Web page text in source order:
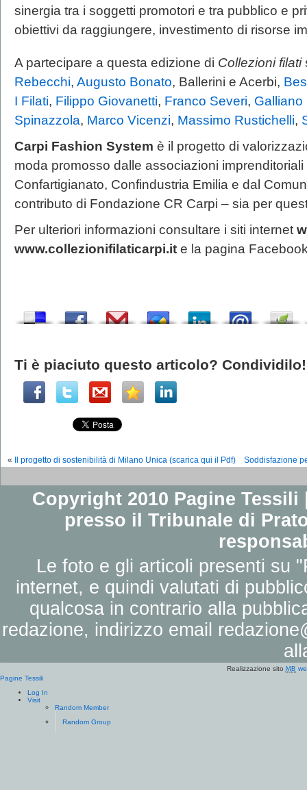
sinergia tra i soggetti promotori e tra pubblico e
obiettivi da raggiungere, investimento di risorse
A partecipare a questa edizione di Collezioni filati
Rebecchi, Augusto Bonato, Ballerini e Acerbi,
I Filati, Filippo Giovanetti, Franco Severi, Galliano
Spinazzola, Marco Vicenzi, Massimo Rustichelli,
Carpi Fashion System è il progetto di
moda promosso dalle associazioni
Confartigianato, Confindustria Emilia e dal
contributo di Fondazione CR Carpi – sia per
Per ulteriori informazioni consultare i siti internet
www.collezionifilaticarpi.it e la pagina
Ti è piaciuto questo articolo? Condividilo!
« Il progetto di sostenibilità di Milano Unica (scarica qui il Pdf) Soddisfazione
Copyright 2010 Pagine
presso il Tribunale di
Le foto e gli articoli presenti su
internet, e quindi valutati di
qualcosa in contrario alla
redazione, indirizzo email
Realizzazione sito MB
Pagine Tessili
Log In
Visit
Random Member
Random Group